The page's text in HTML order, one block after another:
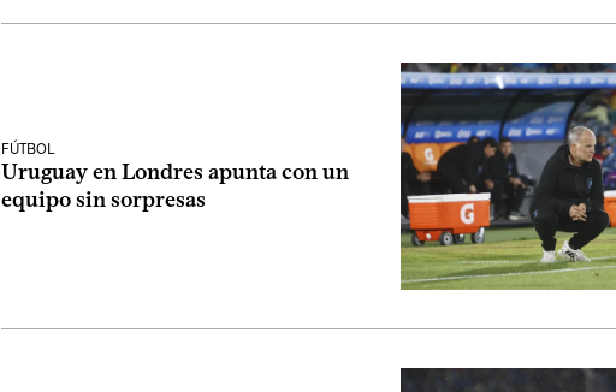
FÚTBOL
Uruguay en Londres apunta con un
equipo sin sorpresas